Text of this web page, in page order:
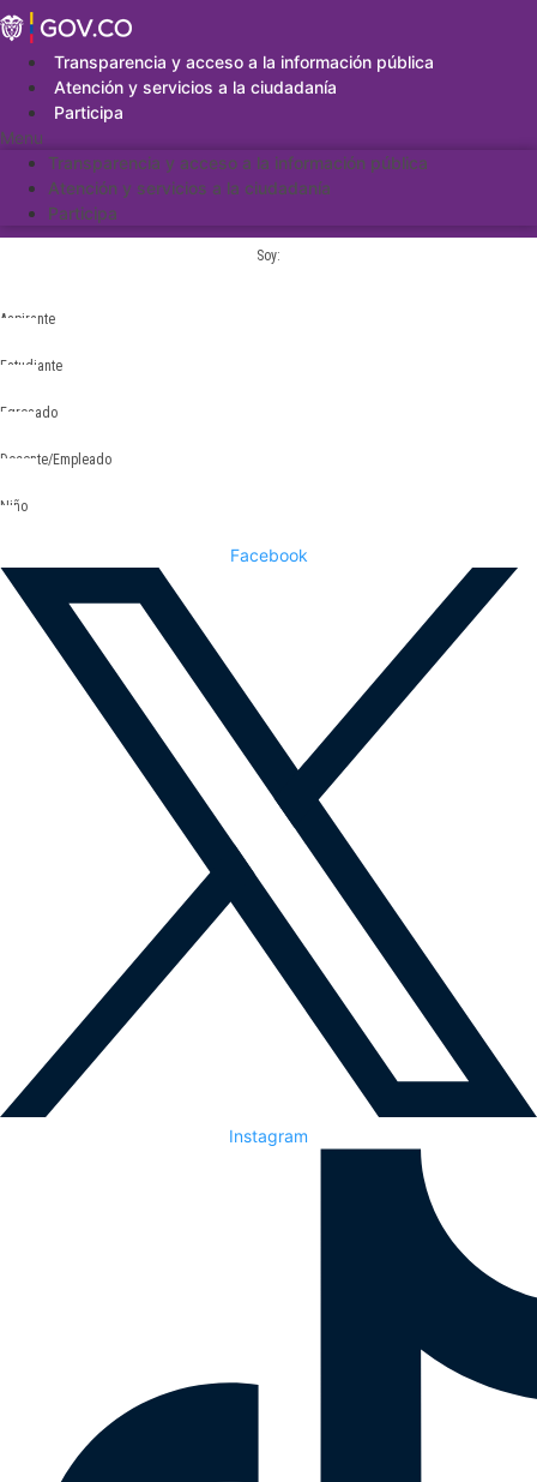
Saltar
al
contenidoTransparencia y acceso a la información pública
Atención y servicios a la ciudadanía
Participa
Menu
Transparencia y acceso a la información pública
Atención y servicios a la ciudadanía
Participa
Soy:
Aspirante
Estudiante
Egresado
Docente/Empleado
Niño
Facebook
Instagram